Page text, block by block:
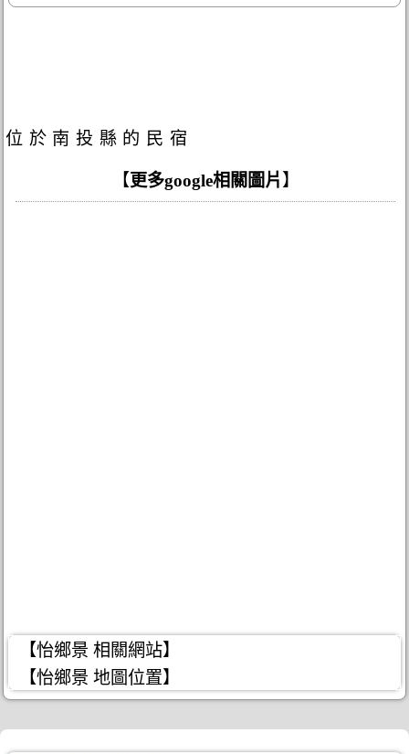
位於南投縣的民宿
【更多google相關圖片】
【怡鄉景 相關網站】
【怡鄉景 地圖位置】